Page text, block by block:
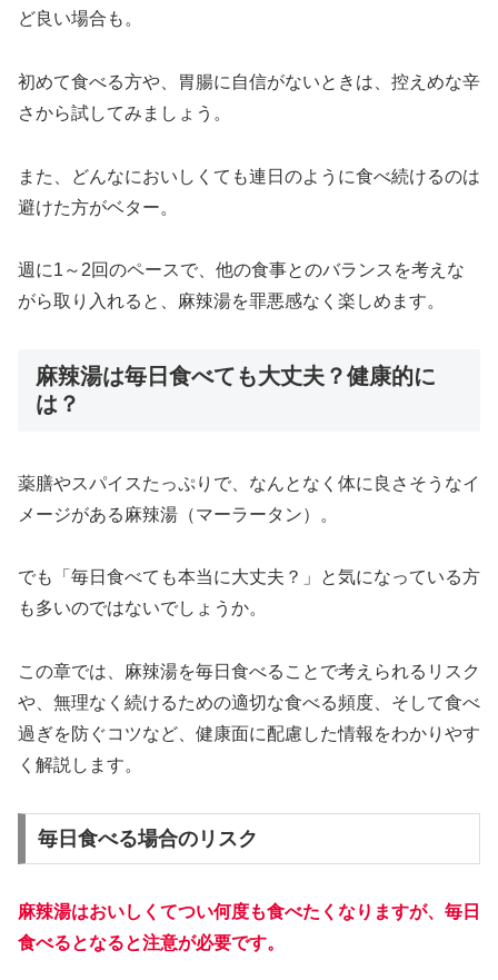
ど良い場合も。
初めて食べる方や、胃腸に自信がないときは、控えめな辛
さから試してみましょう。
また、どんなにおいしくても連日のように食べ続けるのは
避けた方がベター。
週に1～2回のペースで、他の食事とのバランスを考えな
がら取り入れると、麻辣湯を罪悪感なく楽しめます。
麻辣湯は毎日食べても大丈夫？健康的に
は？
薬膳やスパイスたっぷりで、なんとなく体に良さそうなイ
メージがある麻辣湯（マーラータン）。
でも「毎日食べても本当に大丈夫？」と気になっている方
も多いのではないでしょうか。
この章では、麻辣湯を毎日食べることで考えられるリスク
や、無理なく続けるための適切な食べる頻度、そして食べ
過ぎを防ぐコツなど、健康面に配慮した情報をわかりやす
く解説します。
毎日食べる場合のリスク
麻辣湯はおいしくてつい何度も食べたくなりますが、毎日
食べるとなると注意が必要です。